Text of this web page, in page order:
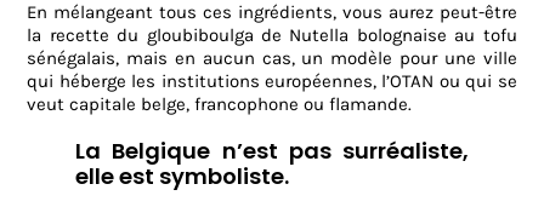
En mélangeant tous ces ingrédients, vous aurez peut-être
la recette du gloubiboulga de Nutella bolognaise au tofu
sénégalais, mais en aucun cas, un modèle pour une ville
qui héberge les institutions européennes, l’OTAN ou qui se
veut capitale belge, francophone ou flamande.
La Belgique n’est pas surréaliste,
elle est symboliste.